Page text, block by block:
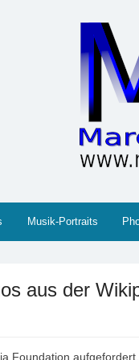
Musik-Portraits
aus der
Foundation